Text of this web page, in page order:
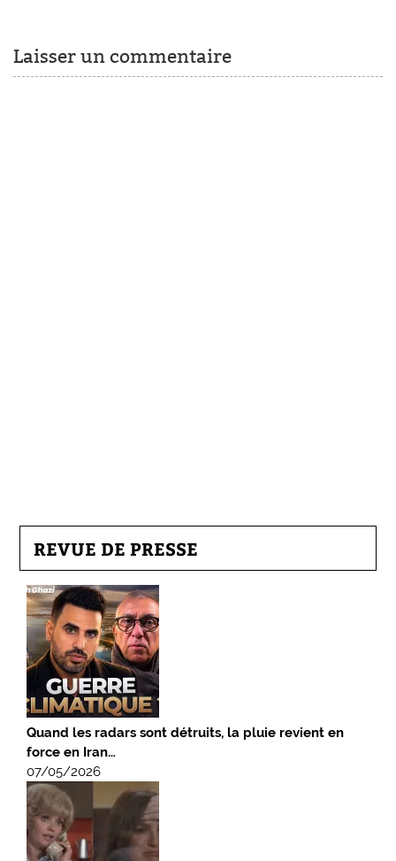
Laisser un commentaire
REVUE DE PRESSE
Quand les radars sont détruits, la pluie revient en
force en Iran…
07/05/2026